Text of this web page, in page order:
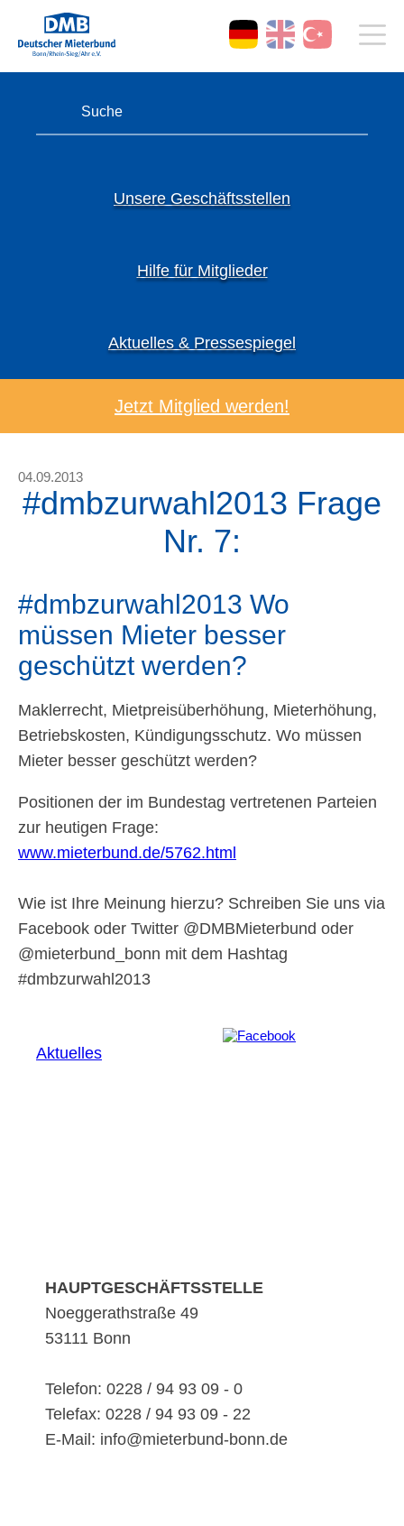
Unsere Geschäftsstellen
Hilfe für Mitglieder
Aktuelles & Pressespiegel
Jetzt Mitglied werden!
04.09.2013
#dmbzurwahl2013 Frage
Nr. 7:
#dmbzurwahl2013 Wo
müssen Mieter besser
geschützt werden?
Maklerrecht, Mietpreisüberhöhung, Mieterhöhung,
Betriebskosten, Kündigungsschutz. Wo müssen
Mieter besser geschützt werden?
Positionen der im Bundestag vertretenen Parteien
zur heutigen Frage:
www.mieterbund.de/5762.html
Wie ist Ihre Meinung hierzu? Schreiben Sie uns via
Facebook oder Twitter @DMBMieterbund oder
@mieterbund_bonn mit dem Hashtag
#dmbzurwahl2013
Aktuelles
HAUPTGESCHÄFTSSTELLE
Noeggerathstraße 49
53111 Bonn
Telefon: 0228 / 94 93 09 - 0
Telefax: 0228 / 94 93 09 - 22
E-Mail: info@mieterbund-bonn.de